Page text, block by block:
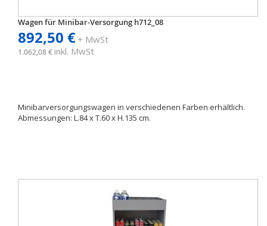
Wagen für Minibar-Versorgung h712_08
892,50 €+ MwSt
1.062,08 € inkl. MwSt
Minibarversorgungswagen in verschiedenen Farben erhältlich.
Abmessungen: L.84 x T.60 x H.135 cm.